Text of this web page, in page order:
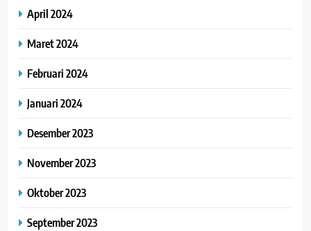
April 2024
Maret 2024
Februari 2024
Januari 2024
Desember 2023
November 2023
Oktober 2023
September 2023